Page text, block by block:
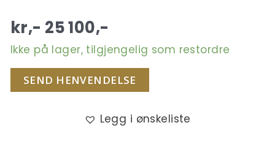
kr,- 25 100,-
Ikke på lager, tilgjengelig som restordre
SEND HENVENDELSE
Legg i ønskeliste